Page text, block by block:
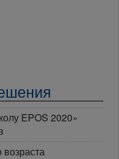
EPOS 2020»
возраста